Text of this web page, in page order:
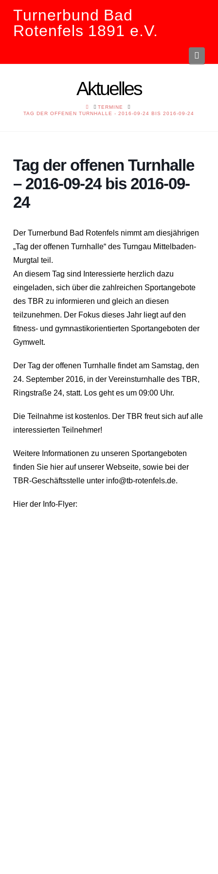
Turnerbund Bad
Rotenfels 1891 e.V.
Aktuelles
HOMETERMINE
TAG DER OFFENEN TURNHALLE - 2016-09-24 BIS 2016-09-24
Tag der offenen Turnhalle
– 2016-09-24 bis 2016-09-
24
Der Turnerbund Bad Rotenfels nimmt am diesjährigen
„Tag der offenen Turnhalle“ des Turngau Mittelbaden-
Murgtal teil.
An diesem Tag sind Interessierte herzlich dazu
eingeladen, sich über die zahlreichen Sportangebote
des TBR zu informieren und gleich an diesen
teilzunehmen. Der Fokus dieses Jahr liegt auf den
fitness- und gymnastikorientierten Sportangeboten der
Gymwelt.
Der Tag der offenen Turnhalle findet am Samstag, den
24. September 2016, in der Vereinsturnhalle des TBR,
Ringstraße 24, statt. Los geht es um 09:00 Uhr.
Die Teilnahme ist kostenlos. Der TBR freut sich auf alle
interessierten Teilnehmer!
Weitere Informationen zu unseren Sportangeboten
finden Sie hier auf unserer Webseite, sowie bei der
TBR-Geschäftsstelle unter info@tb-rotenfels.de.
Hier der Info-Flyer: